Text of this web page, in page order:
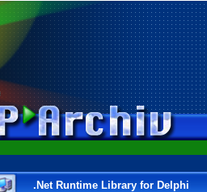
.Net Runtime Library for Delphi